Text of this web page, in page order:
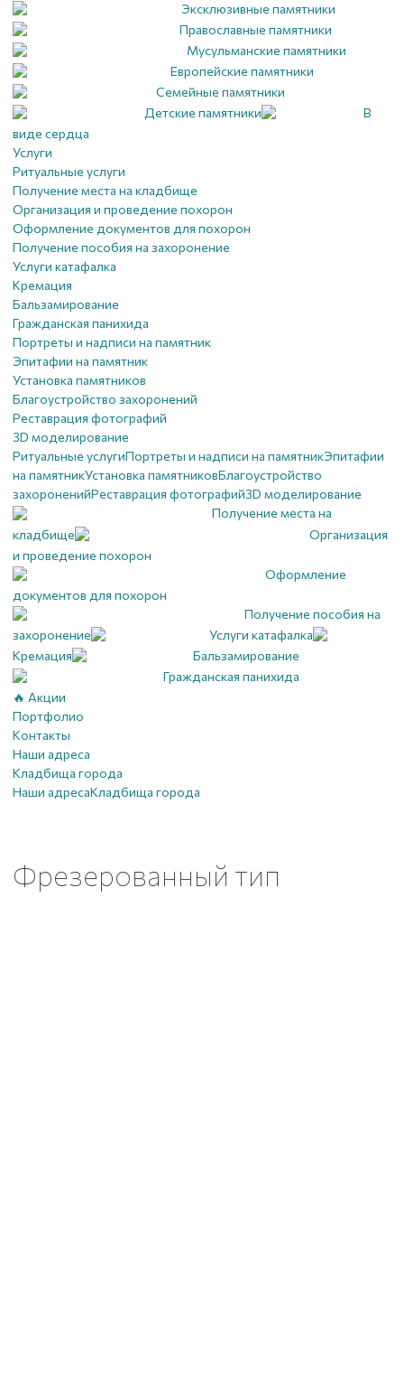
Эксклюзивные памятники
Православные памятники
Мусульманские памятники
Европейские памятники
Семейные памятники
Детские памятники
В
виде сердца
Услуги
Ритуальные услуги
Получение места на кладбище
Организация и проведение похорон
Оформление документов для похорон
Получение пособия на захоронение
Услуги катафалка
Кремация
Бальзамирование
Гражданская панихида
Портреты и надписи на памятник
Эпитафии на памятник
Установка памятников
Благоустройство захоронений
Реставрация фотографий
3D моделирование
Ритуальные услугиПортреты и надписи на памятникЭпитафии
на памятникУстановка памятниковБлагоустройство
захороненийРеставрация фотографий3D моделирование
Получение места на
кладбище
Организация
и проведение похорон
Оформление
документов для похорон
Получение пособия на
захоронение
Услуги катафалка
Кремация
Бальзамирование
Гражданская панихида
🔥 Акции
Портфолио
Контакты
Наши адреса
Кладбища города
Наши адресаКладбища города
Фрезерованный тип